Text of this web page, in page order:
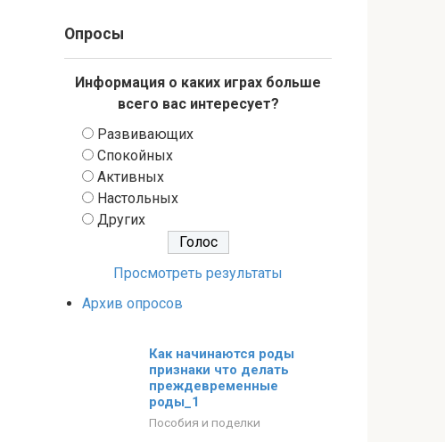
Опросы
Информация о каких играх больше
всего вас интересует?
Развивающих
Спокойных
Активных
Настольных
Других
Просмотреть результаты
Архив опросов
Как начинаются роды
признаки что делать
преждевременные
роды_1
Пособия и поделки